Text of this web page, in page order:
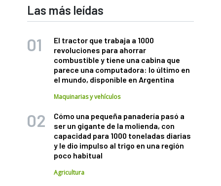
Las más leídas
El tractor que trabaja a 1000
revoluciones para ahorrar
combustible y tiene una cabina que
parece una computadora: lo último en
el mundo, disponible en Argentina
Maquinarias y vehículos
Cómo una pequeña panadería pasó a
ser un gigante de la molienda, con
capacidad para 1000 toneladas diarias
y le dio impulso al trigo en una región
poco habitual
Agricultura